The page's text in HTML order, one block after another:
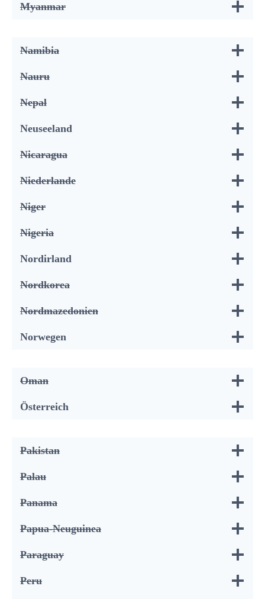
Myanmar
Namibia
Nauru
Nepal
Neuseeland
Nicaragua
Niederlande
Niger
Nigeria
Nordirland
Nordkorea
Nordmazedonien
Norwegen
Oman
Österreich
Pakistan
Palau
Panama
Papua-Neuguinea
Paraguay
Peru